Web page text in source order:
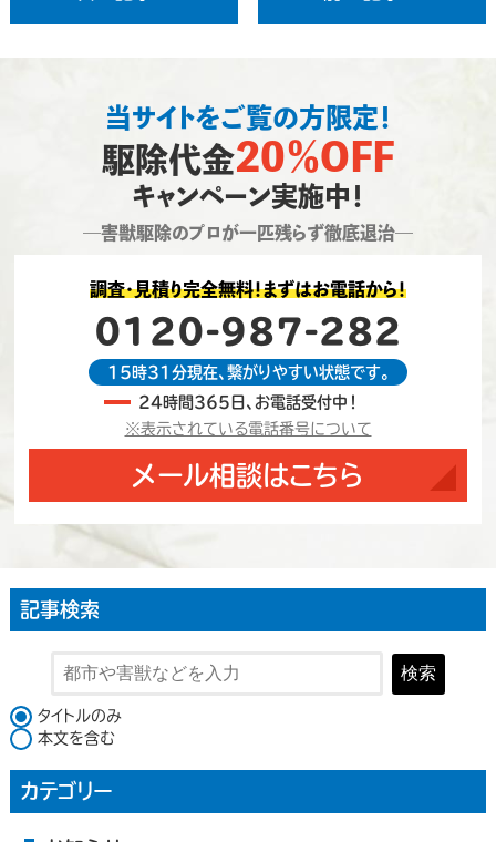
当サイトをご覧の方限定！
駆除代金20％OFF
キャンペーン実施中！
―害獣駆除のプロが一匹残らず徹底退治―
調査・見積り完全無料！まずはお電話から！
0120-987-282
15時31分現在、繋がりやすい状態です。
24時間365日、お電話受付中！
※表示されている電話番号について
メール相談はこちら
記事検索
検索
検索対象
タイトルのみ
本文を含む
カテゴリー